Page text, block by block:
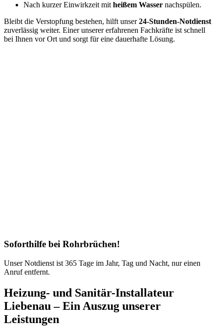
Nach kurzer Einwirkzeit mit heißem Wasser nachspülen.
Bleibt die Verstopfung bestehen, hilft unser24-Stunden-Notdienst
zuverlässig weiter. Einer unserer erfahrenen Fachkräfte ist schnell
bei Ihnen vor Ort und sorgt für eine dauerhafte Lösung.
Soforthilfe bei Rohrbrüchen!
Unser Notdienst ist 365 Tage im Jahr, Tag und Nacht, nur einen
Anruf entfernt.
Heizung- und Sanitär-Installateur
Liebenau – Ein Auszug unserer
Leistungen